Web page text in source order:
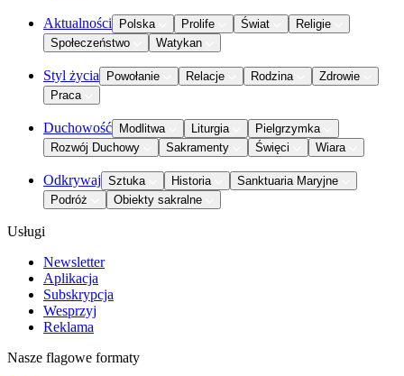
Aktualności Polska Prolife Świat
Religie
Społeczeństwo
Watykan
Styl życia Powołanie Relacje Rodzina
Zdrowie
Praca
Duchowość Modlitwa Liturgia
Pielgrzymka
Rozwój Duchowy
Sakramenty Święci Wiara
Odkrywaj Sztuka Historia
Sanktuaria Maryjne
Podróż
Obiekty sakralne
Usługi
Newsletter
Aplikacja
Subskrypcja
Wesprzyj
Reklama
Nasze flagowe formaty